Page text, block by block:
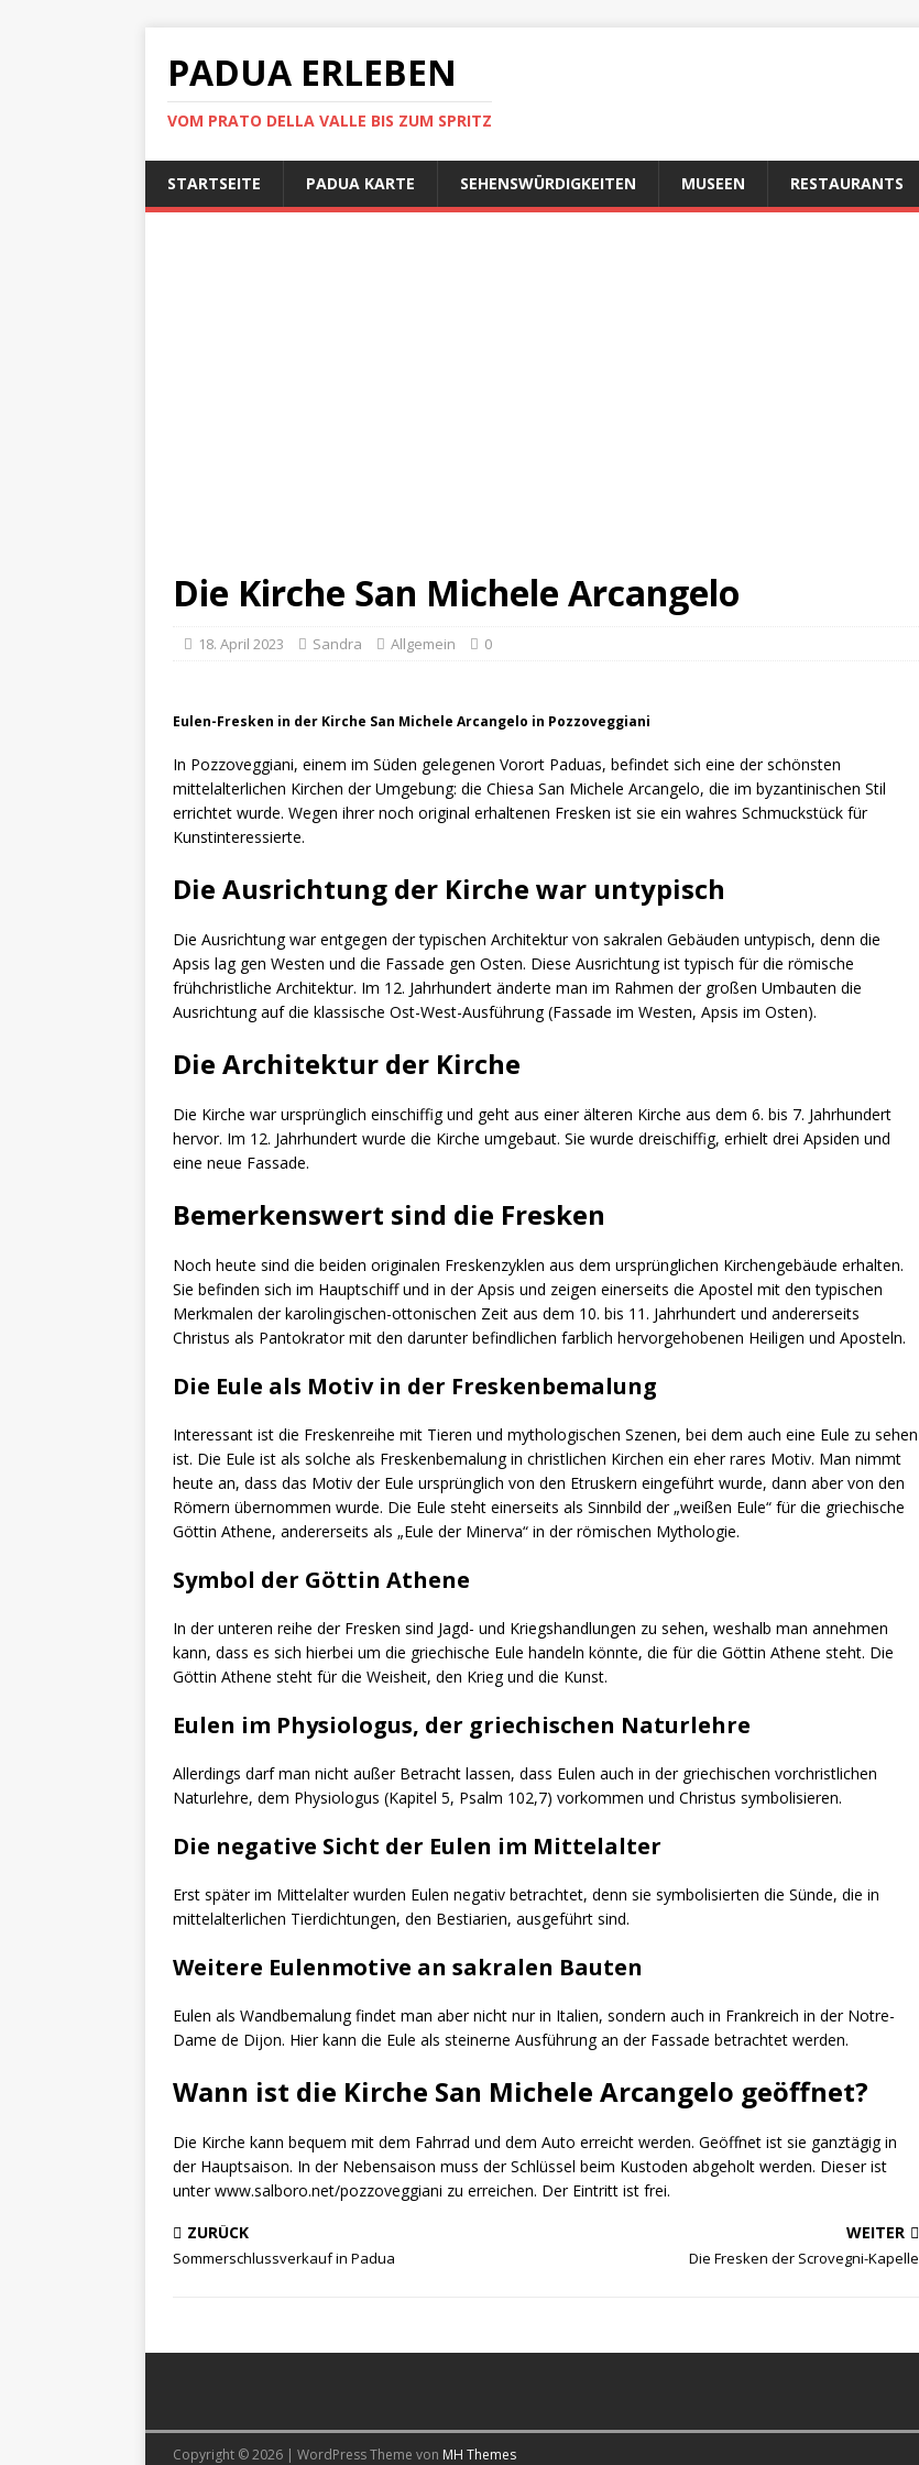
PADUA ERLEBEN
VOM PRATO DELLA VALLE BIS ZUM SPRITZ
STARTSEITE PADUA KARTE SEHENSWÜRDIGKEITEN MUSEEN RESTAURANTS
Die Kirche San Michele Arcangelo
18. April 2023 Sandra Allgemein 0
Eulen-Fresken in der Kirche San Michele Arcangelo in Pozzoveggiani
In Pozzoveggiani, einem im Süden gelegenen Vorort Paduas, befindet sich eine der schönsten
mittelalterlichen Kirchen der Umgebung: die Chiesa San Michele Arcangelo, die im byzantinischen Stil
errichtet wurde. Wegen ihrer noch original erhaltenen Fresken ist sie ein wahres Schmuckstück für
Kunstinteressierte.
Die Ausrichtung der Kirche war untypisch
Die Ausrichtung war entgegen der typischen Architektur von sakralen Gebäuden untypisch, denn die
Apsis lag gen Westen und die Fassade gen Osten. Diese Ausrichtung ist typisch für die römische
frühchristliche Architektur. Im 12. Jahrhundert änderte man im Rahmen der großen Umbauten die
Ausrichtung auf die klassische Ost-West-Ausführung (Fassade im Westen, Apsis im Osten).
Die Architektur der Kirche
Die Kirche war ursprünglich einschiffig und geht aus einer älteren Kirche aus dem 6. bis 7. Jahrhundert
hervor. Im 12. Jahrhundert wurde die Kirche umgebaut. Sie wurde dreischiffig, erhielt drei Apsiden und
eine neue Fassade.
Bemerkenswert sind die Fresken
Noch heute sind die beiden originalen Freskenzyklen aus dem ursprünglichen Kirchengebäude erhalten.
Sie befinden sich im Hauptschiff und in der Apsis und zeigen einerseits die Apostel mit den typischen
Merkmalen der karolingischen-ottonischen Zeit aus dem 10. bis 11. Jahrhundert und andererseits
Christus als Pantokrator mit den darunter befindlichen farblich hervorgehobenen Heiligen und Aposteln.
Die Eule als Motiv in der Freskenbemalung
Interessant ist die Freskenreihe mit Tieren und mythologischen Szenen, bei dem auch eine Eule zu sehen
ist. Die Eule ist als solche als Freskenbemalung in christlichen Kirchen ein eher rares Motiv. Man nimmt
heute an, dass das Motiv der Eule ursprünglich von den Etruskern eingeführt wurde, dann aber von den
Römern übernommen wurde. Die Eule steht einerseits als Sinnbild der „weißen Eule“ für die griechische
Göttin Athene, andererseits als „Eule der Minerva“ in der römischen Mythologie.
Symbol der Göttin Athene
In der unteren reihe der Fresken sind Jagd- und Kriegshandlungen zu sehen, weshalb man annehmen
kann, dass es sich hierbei um die griechische Eule handeln könnte, die für die Göttin Athene steht. Die
Göttin Athene steht für die Weisheit, den Krieg und die Kunst.
Eulen im Physiologus, der griechischen Naturlehre
Allerdings darf man nicht außer Betracht lassen, dass Eulen auch in der griechischen vorchristlichen
Naturlehre, dem Physiologus (Kapitel 5, Psalm 102,7) vorkommen und Christus symbolisieren.
Die negative Sicht der Eulen im Mittelalter
Erst später im Mittelalter wurden Eulen negativ betrachtet, denn sie symbolisierten die Sünde, die in
mittelalterlichen Tierdichtungen, den Bestiarien, ausgeführt sind.
Weitere Eulenmotive an sakralen Bauten
Eulen als Wandbemalung findet man aber nicht nur in Italien, sondern auch in Frankreich in der Notre-
Dame de Dijon. Hier kann die Eule als steinerne Ausführung an der Fassade betrachtet werden.
Wann ist die Kirche San Michele Arcangelo geöffnet?
Die Kirche kann bequem mit dem Fahrrad und dem Auto erreicht werden. Geöffnet ist sie ganztägig in
der Hauptsaison. In der Nebensaison muss der Schlüssel beim Kustoden abgeholt werden. Dieser ist
unter www.salboro.net/pozzoveggiani zu erreichen. Der Eintritt ist frei.
ZURÜCK
Sommerschlussverkauf in Padua
WEITER
Die Fresken der Scrovegni-Kapelle
Copyright © 2026 | WordPress Theme von MH Themes